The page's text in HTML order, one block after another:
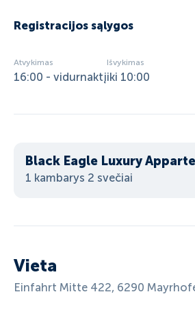
Registracijos sąlygos
Atvykimas
16:00 - vidurnaktį
Išvykimas
iki 10:00
Black Eagle Luxury
1 kambarys 2 svečiai
Vieta
Einfahrt Mitte 422, 6290